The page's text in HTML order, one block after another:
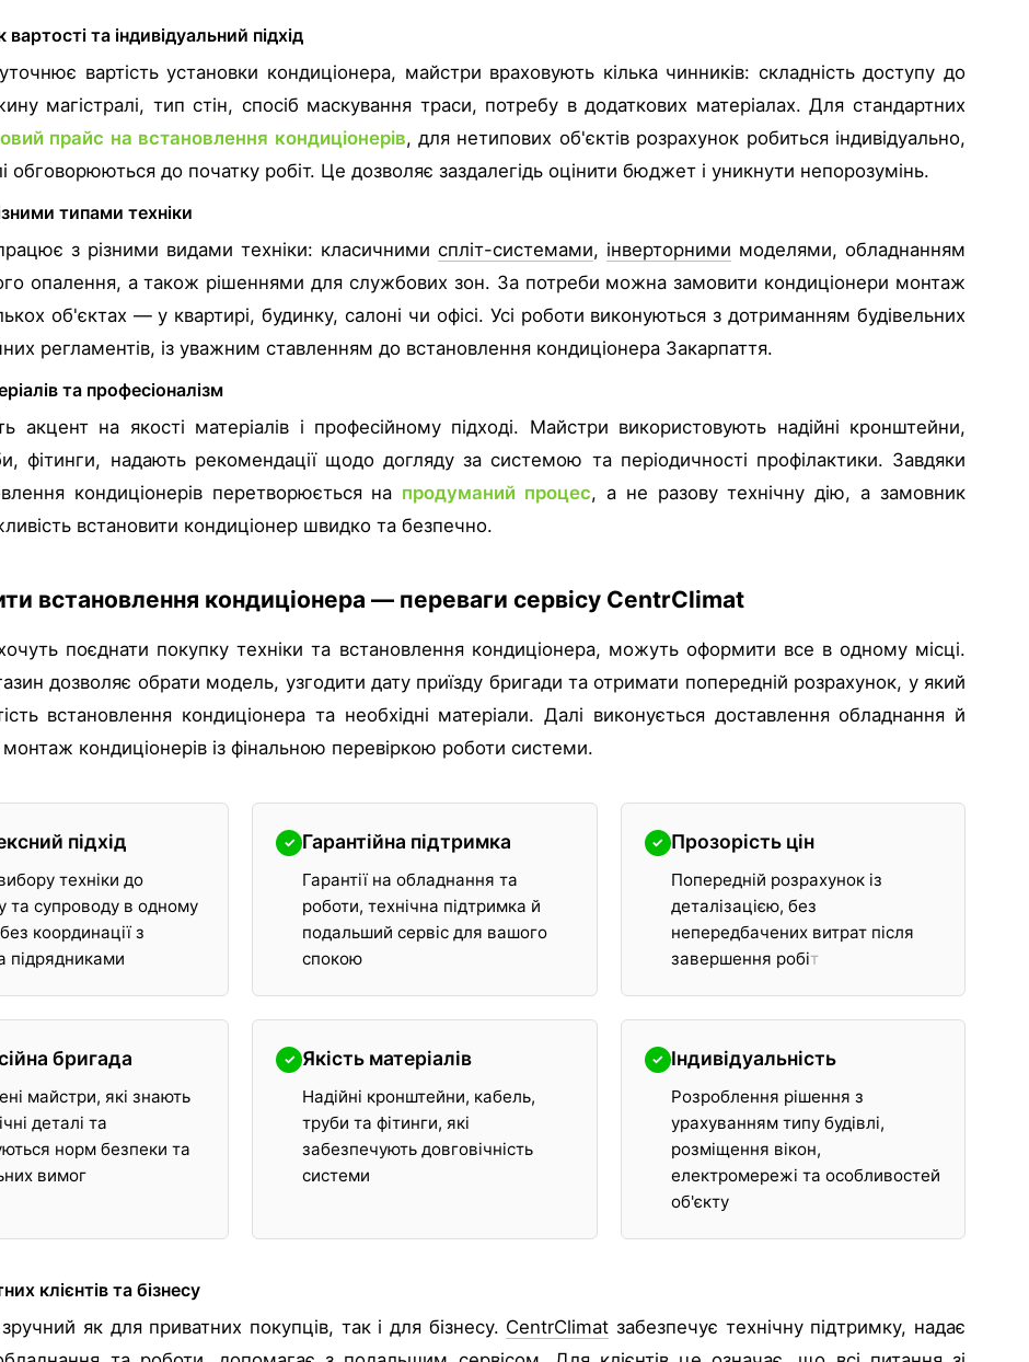
та індивідуальний підхід
вартість установки кондиціонера, майстри враховують кілька чинників: складність доступу до
магістралі, тип стін, спосіб маскування траси, потребу в додаткових матеріалах. Для стандартних
прайс на встановлення кондиціонерів, для нетипових об'єктів розрахунок робиться індивідуально,
обговорюються до початку робіт. Це дозволяє заздалегідь оцінити бюджет і уникнути непорозумінь.
типами техніки
з різними видами техніки: класичними спліт-системами, інверторними моделями, обладнанням
опалення, а також рішеннями для службових зон. За потреби можна замовити кондиціонери монтаж
об'єктах — у квартирі, будинку, салоні чи офісі. Усі роботи виконуються з дотриманням будівельних
регламентів, із уважним ставленням до встановлення кондиціонера Закарпаття.
та професіоналізм
акцент на якості матеріалів і професійному підході. Майстри використовують надійні кронштейни,
фітинги, надають рекомендації щодо догляду за системою та періодичності профілактики. Завдяки
кондиціонерів перетворюється на продуманий процес, а не разову технічну дію, а замовник
встановити кондиціонер швидко та безпечно.
встановлення кондиціонера — переваги сервісу CentrClimat
хочуть поєднати покупку техніки та встановлення кондиціонера, можуть оформити все в одному місці.
дозволяє обрати модель, узгодити дату приїзду бригади та отримати попередній розрахунок, у який
встановлення кондиціонера та необхідні матеріали. Далі виконується доставлення обладнання й
кондиціонерів із фінальною перевіркою роботи системи.
підхід
техніки до
та супроводу в одному
координації з
підрядниками
✓ Гарантійна підтримка
Гарантії на обладнання та
роботи, технічна підтримка й
подальший сервіс для вашого
спокою
✓ Прозорість цін
Попередній розрахунок із
деталізацією, без
непередбачених витрат після
завершення робіт
бригада
майстри, які знають
деталі та
норм безпеки та
вимог
✓ Якість матеріалів
Надійні кронштейни, кабель,
труби та фітинги, які
забезпечують довговічність
системи
✓ Індивідуальність
Розроблення рішення з
урахуванням типу будівлі,
розміщення вікон,
електромережі та особливостей
об'єкту
клієнтів та бізнесу
зручний як для приватних покупців, так і для бізнесу. CentrClimat забезпечує технічну підтримку, надає